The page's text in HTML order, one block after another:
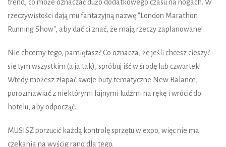
trend, co może oznaczać dużo dodatkowego czasu na nogach. W
rzeczywistości dają mu fantazyjną nazwę "London Marathon
Running Show", aby dać ci znać, że mają rzeczy zaplanowane!
Nie chcemy tego, pamiętasz? Co oznacza, że jeśli chcesz cieszyć
się tym wszystkim (a ja tak), spróbuj iść w środę lub czwartek!
Wtedy możesz złapać swoje buty tematyczne New Balance,
porozmawiać z niektórymi fajnymi ludźmi na rękę i wrócić do
hotelu, aby odpocząć.
MUSISZ porzucić każdą kontrolę sprzętu w expo, więc nie ma
czekania na wyścig rano dla tego.